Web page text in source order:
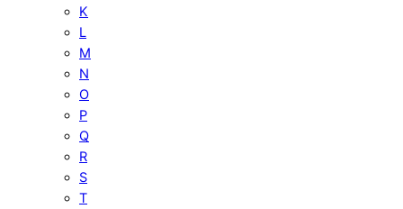
K
L
M
N
O
P
Q
R
S
T